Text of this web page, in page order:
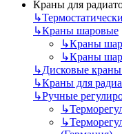
Краны для
↳
↳Краны шаровые
↳Краны
↳Краны
↳Дисковые
↳Краны для
↳Ручные
↳
↳